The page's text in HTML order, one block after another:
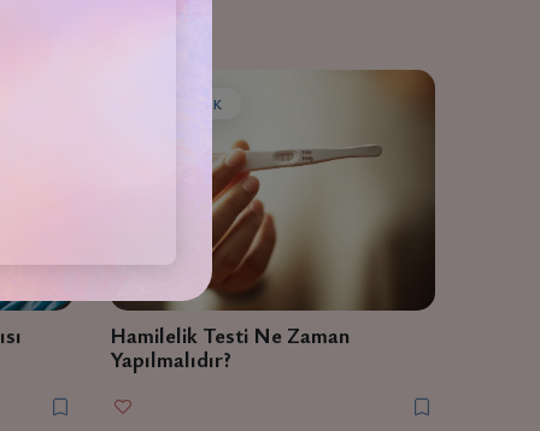
HAMILELIK
Hamilelik Testi Ne Zaman
Yapılmalıdır?